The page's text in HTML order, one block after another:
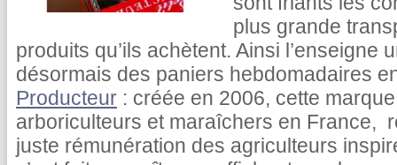
plus grande
produits qu’ils achètent. Ainsi l’enseigne
désormais des paniers hebdomadaires
Producteur : créée en 2006, cette
arboriculteurs et maraîchers en France,
juste rémunération des agriculteurs